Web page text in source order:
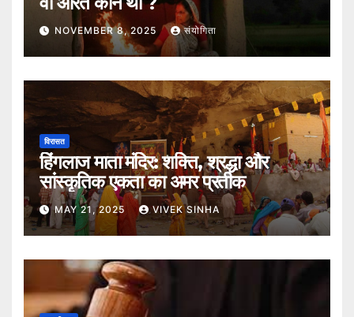
NOVEMBER 8, 2025 संयोगिता
विरासत
हिंगलाज माता मंदिर: शक्ति, श्रद्धा और
सांस्कृतिक एकता का अमर प्रतीक
MAY 21, 2025 VIVEK SINHA